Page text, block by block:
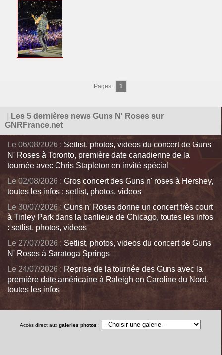
Pages : 1
Les 5 dernières news Guns N' Roses sur
GNRFrance.net
Le 06/08/2026 : Setlist, photos, videos du concert de Guns
N' Roses à Toronto, première date canadienne de la
tournée avec Chris Stapleton en invité spécial
Le 02/08/2026 : Gros concert des Guns n' roses à Hershey,
toutes les infos : setlist, photos, videos
Le 30/07/2026 : Guns n' Roses donne un concert très court
à Tinley Park dans la banlieue de Chicago, toutes les infos
: setlist, photos, videos
Le 27/07/2026 : Setlist, photos, videos du concert de Guns
N' Roses à Saratoga Springs
Le 24/07/2026 : Reprise de la tournée des Guns avec la
première date américaine à Raleigh en Caroline du Nord,
toutes les infos
Accès direct auxgaleries photos :